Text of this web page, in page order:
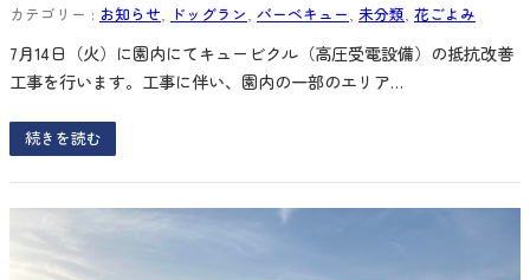
カテゴリー : お知らせ ドッグラン バーベキュー 未分類 花ごよみ
7月14日（火）に園内にてキュービクル（高圧受電設備）の抵抗改善
工事を行います。工事に伴い、園内の一部のエリア…
続きを読む